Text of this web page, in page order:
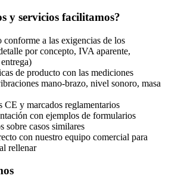
y servicios facilitamos?
conforme a las exigencias de los
por concepto, IVA aparente,
de producto con las mediciones
mano-brazo, nivel sonoro, masa
CE y marcados reglamentarios
con ejemplos de formularios
sobre casos similares
con nuestro equipo comercial para
rellenar